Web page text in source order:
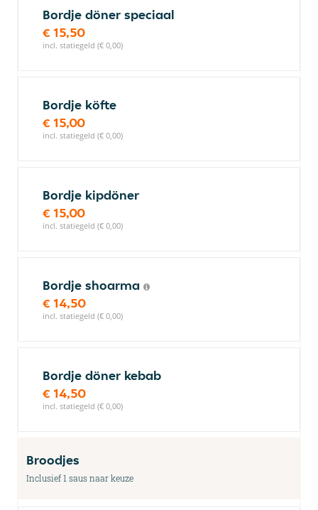
Bordje döner speciaal
€ 15,50
incl. statiegeld (€ 0,00)
Bordje köfte
€ 15,00
incl. statiegeld (€ 0,00)
Bordje kipdöner
€ 15,00
incl. statiegeld (€ 0,00)
Bordje shoarma
€ 14,50
incl. statiegeld (€ 0,00)
Bordje döner kebab
€ 14,50
incl. statiegeld (€ 0,00)
Broodjes
Inclusief 1 saus naar keuze